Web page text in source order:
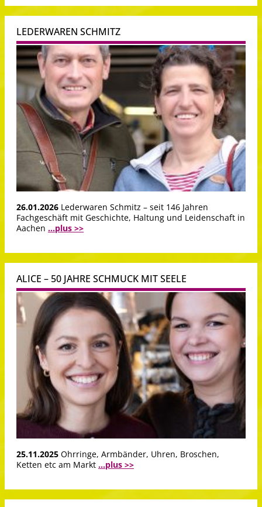
LEDERWAREN SCHMITZ
26.01.2026 Lederwaren Schmitz – seit 146 Jahren
Fachgeschäft mit Geschichte, Haltung und Leidenschaft in
Aachen ...plus >>
ALICE – 50 JAHRE SCHMUCK MIT SEELE
25.11.2025 Ohrringe, Armbänder, Uhren, Broschen,
Ketten etc am Markt ...plus >>